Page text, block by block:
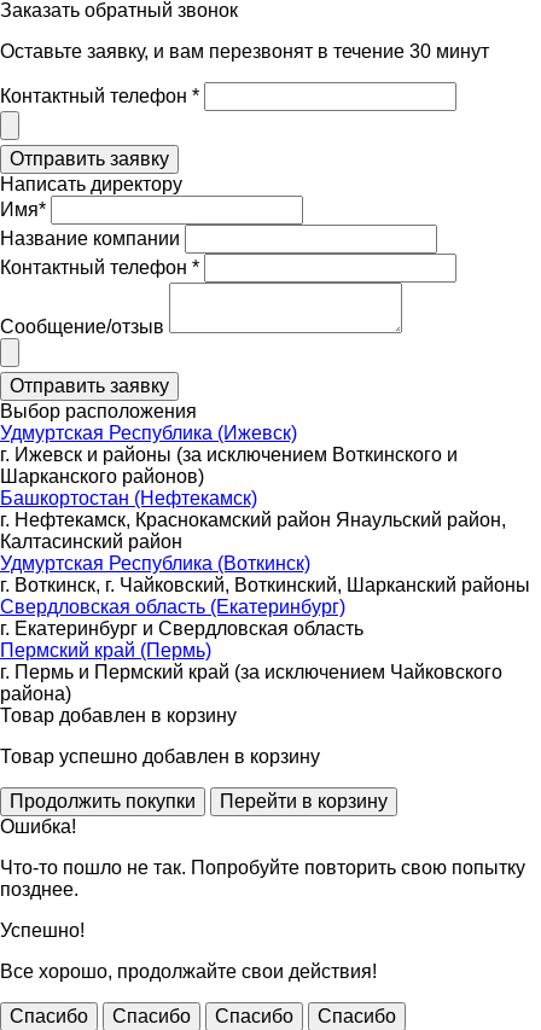
Заказать обратный звонок
Оставьте заявку, и вам перезвонят в течение 30 минут
Контактный телефон *
Написать директору
Имя*
Название компании
Контактный телефон *
Сообщение/отзыв
Выбор расположения
Удмуртская Республика (Ижевск)
г. Ижевск и районы (за исключением Воткинского и
Шарканского районов)
Башкортостан (Нефтекамск)
г. Нефтекамск, Краснокамский район Янаульский район,
Калтасинский район
Удмуртская Республика (Воткинск)
г. Воткинск, г. Чайковский, Воткинский, Шарканский районы
Свердловская область (Екатеринбург)
г. Екатеринбург и Свердловская область
Пермский край (Пермь)
г. Пермь и Пермский край (за исключением Чайковского
района)
Товар добавлен в корзину
Товар успешно добавлен в корзину
Ошибка!
Что-то пошло не так. Попробуйте повторить свою попытку
позднее.
Успешно!
Все хорошо, продолжайте свои действия!
Спасибо Спасибо Спасибо
Спасибо